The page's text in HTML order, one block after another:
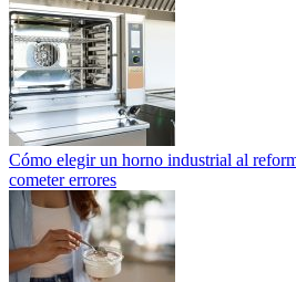
Cómo elegir un horno industrial al
cometer errores